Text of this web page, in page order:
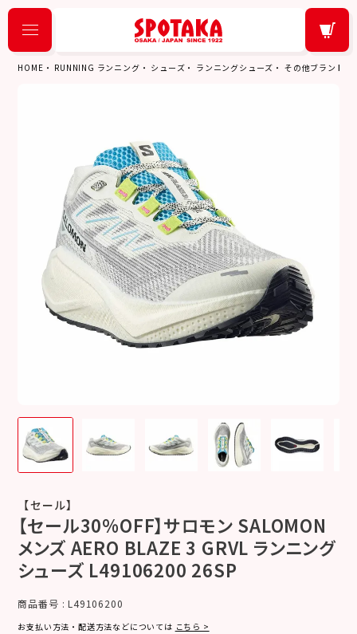
HOME RUNNING ランニング シューズ ランニングシューズ その他ブランド
【セール】
【セール30%OFF】サロモン SALOMON
メンズ AERO BLAZE 3 GRVL ランニング
シューズ L49106200 26SP
商品番号 L49106200
お支払い方法・配送方法などについては こちら >